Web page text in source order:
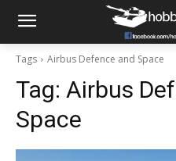
Tags Airbus Defence and Space
Tag: Airbus
Space